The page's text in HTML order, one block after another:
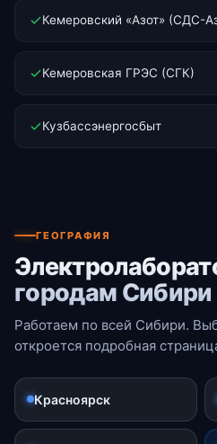
Кемеровский «Азот» (СДС-
Кемеровская ГРЭС (СГК)
Кузбассэнергосбыт
ГЕОГРАФИЯ
городам Сибири
Работаем по всей Сибири.
откроется подробная
Красноярск